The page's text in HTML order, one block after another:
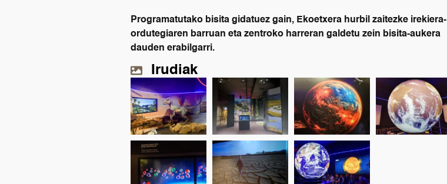
Programatutako bisita gidatuez gain, Ekoetxera hurbil zaitezke irekiera-
ordutegiaren barruan eta zentroko harreran galdetu zein bisita-aukera
dauden erabilgarri.
Irudiak